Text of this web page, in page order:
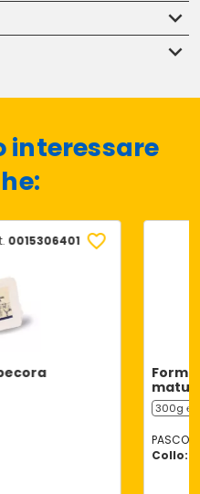
interessare
0015306401
300g ℮
PASCOLI
Collo: